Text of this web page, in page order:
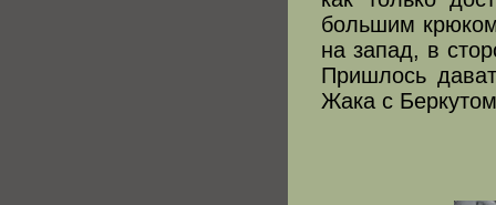
большим
на запад, в
Пришлось
Жака с